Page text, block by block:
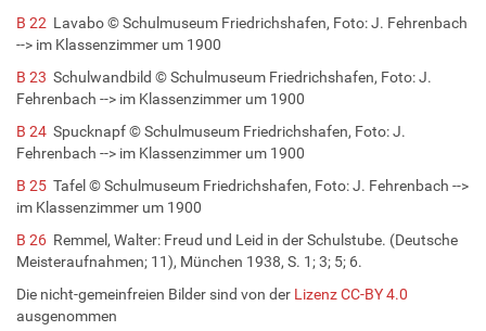
B 22 Lavabo © Schulmuseum Friedrichshafen, Foto: J. Fehrenbach
--> im Klassenzimmer um 1900
B 23 Schulwandbild © Schulmuseum Friedrichshafen, Foto: J.
Fehrenbach --> im Klassenzimmer um 1900
B 24 Spucknapf © Schulmuseum Friedrichshafen, Foto: J.
Fehrenbach --> im Klassenzimmer um 1900
B 25 Tafel © Schulmuseum Friedrichshafen, Foto: J. Fehrenbach -->
im Klassenzimmer um 1900
B 26 Remmel, Walter: Freud und Leid in der Schulstube. (Deutsche
Meisteraufnahmen; 11), München 1938, S. 1; 3; 5; 6.
Die nicht-gemeinfreien Bilder sind von der Lizenz CC-BY 4.0
ausgenommen